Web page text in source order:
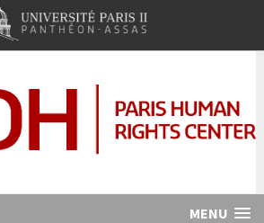
MENU